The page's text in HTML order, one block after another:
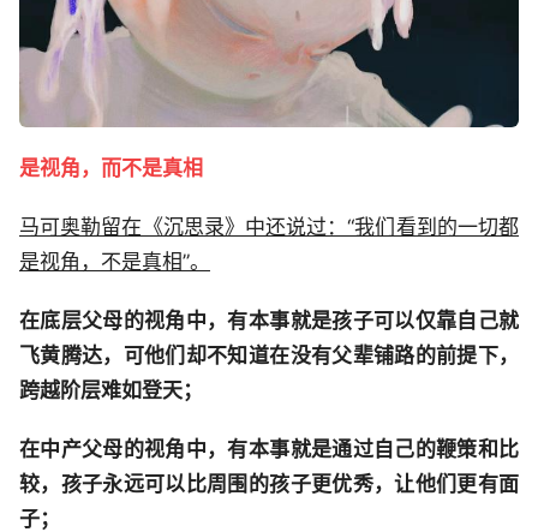
是视角，而不是真相
马可奥勒留在《沉思录》中还说过：“我们看到的一切都
是视角，不是真相”。
在底层父母的视角中，有本事就是孩子可以仅靠自己就
飞黄腾达，可他们却不知道在没有父辈铺路的前提下，
跨越阶层难如登天；
在中产父母的视角中，有本事就是通过自己的鞭策和比
较，孩子永远可以比周围的孩子更优秀，让他们更有面
子；